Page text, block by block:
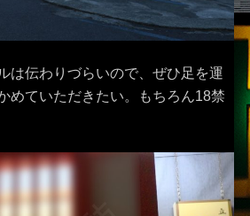
は伝わりづらいので、ぜひ足を運
めていただきたい。もちろん18禁